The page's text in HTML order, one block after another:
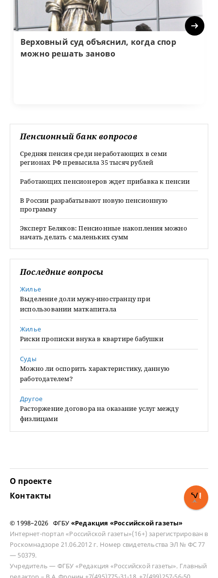
Верховный суд объяснил, когда спор
можно решать заново
Next
Пенсионный банк вопросов
Средняя пенсия среди неработающих в семи
регионах РФ превысила 35 тысяч рублей
Работающих пенсионеров ждет прибавка к пенсии
В России разрабатывают новую пенсионную
программу
Эксперт Беляков: Пенсионные накопления можно
начать делать с маленьких сумм
Последние вопросы
Жилье
Выделение доли мужу-иностранцу при
использовании маткапитала
Жилье
Риски прописки внука в квартире бабушки
Суды
Можно ли оспорить характеристику, данную
работодателем?
Другое
Расторжение договора на оказание услуг между
физлицами
О проекте
Контакты
© 1998–2026 ФГБУ «Редакция «Российской газеты»
Интернет-портал «Российской газеты»(16+) зарегистрирован в
Роскомнадзоре 21.06.2012 г. Номер свидетельства ЭЛ № ФС 77
— 50379.
Учредитель — ФГБУ «Редакция «Российской газеты». Главный